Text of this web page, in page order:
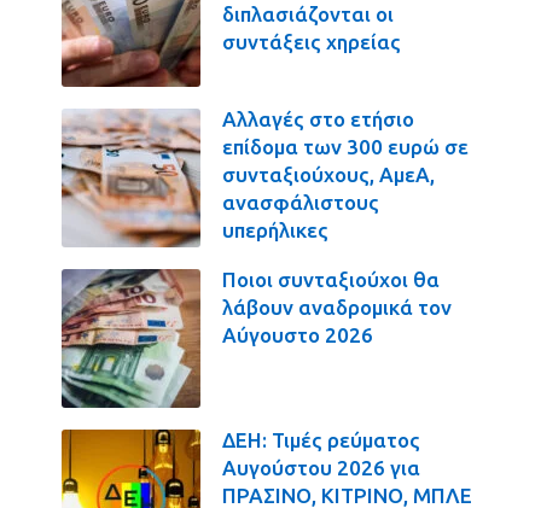
διπλασιάζονται οι
συντάξεις χηρείας
Αλλαγές στο ετήσιο
επίδομα των 300 ευρώ σε
συνταξιούχους, ΑμεΑ,
ανασφάλιστους
υπερήλικες
Ποιοι συνταξιούχοι θα
λάβουν αναδρομικά τον
Αύγουστο 2026
ΔΕΗ: Τιμές ρεύματος
Αυγούστου 2026 για
ΠΡΑΣΙΝΟ, ΚΙΤΡΙΝΟ, ΜΠΛΕ